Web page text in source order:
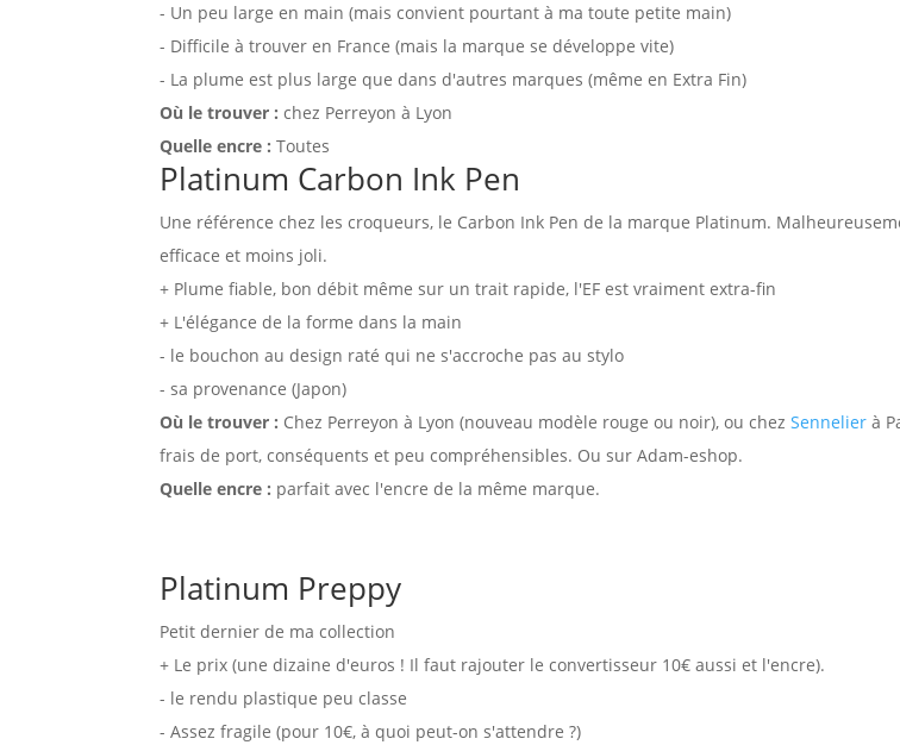
- Un peu large en main (mais convient pourtant à ma toute petite main)
- Difficile à trouver en France (mais la marque se développe vite)
- La plume est plus large que dans d'autres marques (même en Extra Fin)
Où le trouver : chez Perreyon à Lyon
Quelle encre : Toutes
Platinum Carbon Ink Pen
Une référence chez les croqueurs, le Carbon Ink Pen de la marque Platinum.
efficace et moins joli.
+ Plume fiable, bon débit même sur un trait rapide, l'EF est vraiment extra-fin
+ L'élégance de la forme dans la main
- le bouchon au design raté qui ne s'accroche pas au stylo
- sa provenance (Japon)
Où le trouver : Chez Perreyon à Lyon (nouveau modèle rouge ou noir), ou chezSennelier à
frais de port, conséquents et peu compréhensibles. Ou sur Adam-eshop.
Quelle encre : parfait avec l'encre de la même marque.
Platinum Preppy
Petit dernier de ma collection
+ Le prix (une dizaine d'euros ! Il faut rajouter le convertisseur 10€ aussi et l'encre).
- le rendu plastique peu classe
- Assez fragile (pour 10€, à quoi peut-on s'attendre ?)